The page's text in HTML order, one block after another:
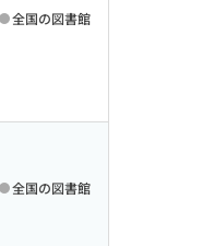
全国の図書館
全国の図書館